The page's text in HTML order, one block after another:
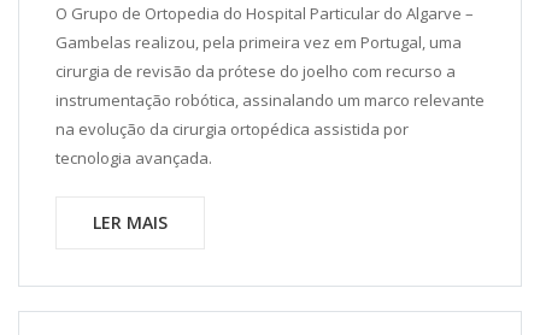
O Grupo de Ortopedia do Hospital Particular do Algarve –
Gambelas realizou, pela primeira vez em Portugal, uma
cirurgia de revisão da prótese do joelho com recurso a
instrumentação robótica, assinalando um marco relevante
na evolução da cirurgia ortopédica assistida por
tecnologia avançada.
LER MAIS